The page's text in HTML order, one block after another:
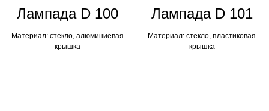
Лампадa D 100
Материал: стекло, алюминиевая
крышка
Лампадa D 101
Материал: стекло, пластиковая
крышка